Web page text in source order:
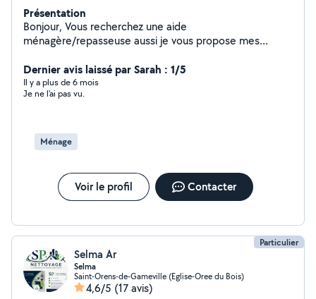
Présentation
Bonjour, Vous recherchez une aide
ménagère/repasseuse aussi je vous propose mes
seront confiées. Sérieuse et rigoureuse, j'effectue des
ménages depuis 8 ans chez des particuliers J'habite
quartier Terrasse (31500). Je me tiens à votre
Dernier avis laissé par Sarah : 1/5
Il y a plus de 6 mois
Je ne l'ai pas vu.
Ménage
Voir le profil Contacter
Particulier
Selma Ar
Selma
Saint-Orens-de-Gameville (Eglise-Oree du Bois)
4,6/5 (17 avis)